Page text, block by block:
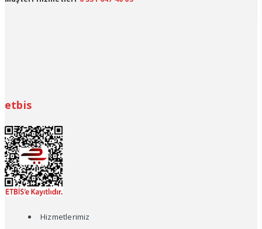
etbis
Hizmetlerimiz